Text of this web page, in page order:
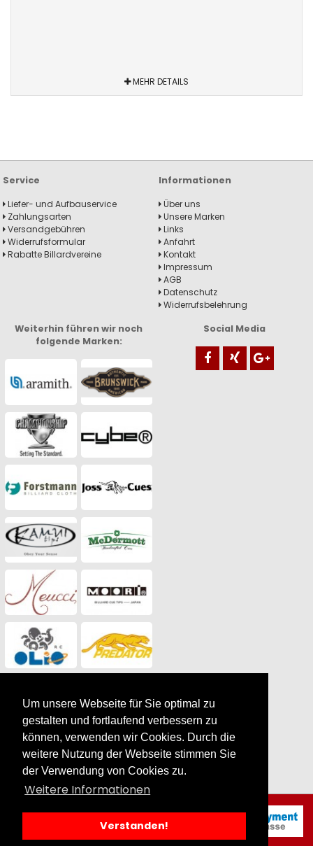
Um unsere Webseite für Sie optimal zu
gestalten und fortlaufend verbessern zu
können, verwenden wir Cookies. Durch die
weitere Nutzung der Webseite stimmen Sie
der Verwendung von Cookies zu.
Weitere Informationen
Verstanden!
MEHR DETAILS
Service
Liefer- und Aufbauservice
Zahlungsarten
Versandgebühren
Widerrufsformular
Rabatte Billardvereine
Informationen
Über uns
Unsere Marken
Links
Anfahrt
Kontakt
Impressum
AGB
Datenschutz
Widerrufsbelehrung
Weiterhin führen wir noch
folgende Marken:
Social Media
Queuebrücken kaufen